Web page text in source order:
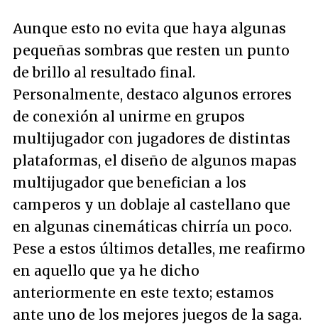
Aunque esto no evita que haya algunas
pequeñas sombras que resten un punto
de brillo al resultado final.
Personalmente, destaco algunos errores
de conexión al unirme en grupos
multijugador con jugadores de distintas
plataformas, el diseño de algunos mapas
multijugador que benefician a los
camperos y un doblaje al castellano que
en algunas cinemáticas chirría un poco.
Pese a estos últimos detalles, me reafirmo
en aquello que ya he dicho
anteriormente en este texto; estamos
ante uno de los mejores juegos de la saga.